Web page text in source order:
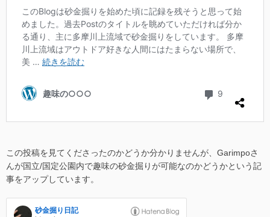
この投稿を見てくださったのかどうか分かりませんが、Garimpoさ
んが国立/国定公園内で趣味の砂金掘りが可能なのかどうかという記
事をアップしています。